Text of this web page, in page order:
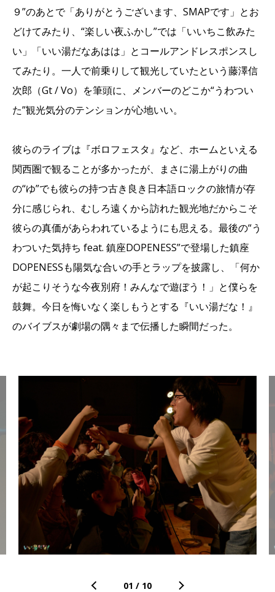
９”のあとで「ありがとうございます、SMAPです」とお
どけてみたり、“楽しい夜ふかし”では「いいちこ飲みた
い」「いい湯だなあはは」とコールアンドレスポンスし
てみたり。一人で前乗りして観光していたという藤澤信
次郎（Gt / Vo）を筆頭に、メンバーのどこか“うわつい
た”観光気分のテンションが心地いい。
彼らのライブは『ボロフェスタ』など、ホームといえる
関西圏で観ることが多かったが、まさに湯上がりの曲
の“ゆ”でも彼らの持つ古き良き日本語ロックの旅情が存
分に感じられ、むしろ遠くから訪れた観光地だからこそ
彼らの真価があらわれているようにも思える。最後の“う
わついた気持ち feat. 鎮座DOPENESS”で登場した鎮座
DOPENESSも陽気な合いの手とラップを披露し、「何か
が起こりそうな今夜別府！みんなで遊ぼう！」と僕らを
鼓舞。今日を悔いなく楽しもうとする『いい湯だな！』
のバイブスが劇場の隅々まで伝播した瞬間だった。
01 / 10